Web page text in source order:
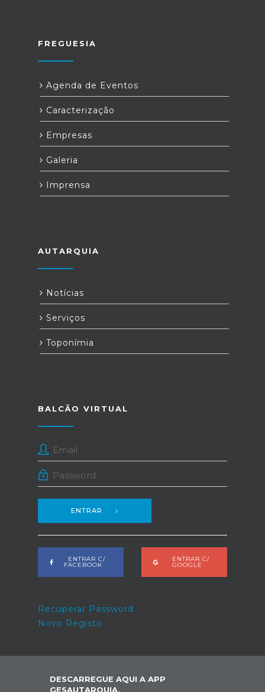
FREGUESIA
Agenda de Eventos
Caracterização
Empresas
Galeria
Imprensa
AUTARQUIA
Notícias
Serviços
Toponímia
BALCÃO VIRTUAL
ENTRAR
ENTRAR C/
FACEBOOK
ENTRAR C/
GOOGLE
Recuperar Password
Novo Registo
DESCARREGUE AQUI A APP
GESAUTARQUIA,